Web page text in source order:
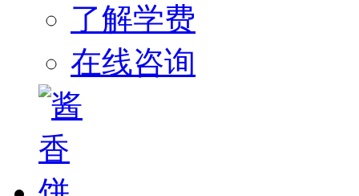
了解学费
在线咨询